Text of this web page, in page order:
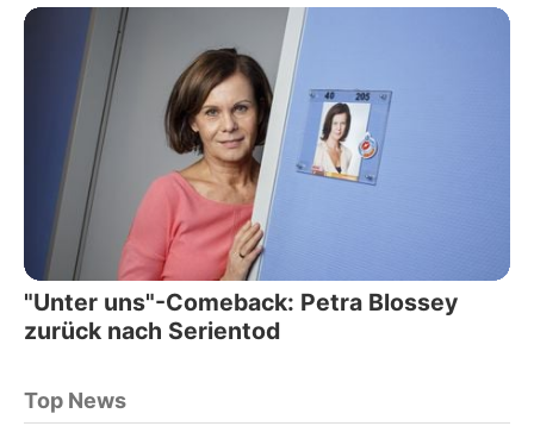
"Unter uns"-Comeback: Petra Blossey
zurück nach Serientod
Top News